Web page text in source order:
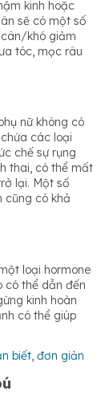
kinh hoặc
sẽ có một số
khó giảm
tóc, mọc râu
nữ không có
các loại
chế sự rụng
thai, có thể mất
lại. Một số
cũng có khả
loại hormone
có thể dẫn đến
kinh hoàn
có thể giúp
biết, đơn giản